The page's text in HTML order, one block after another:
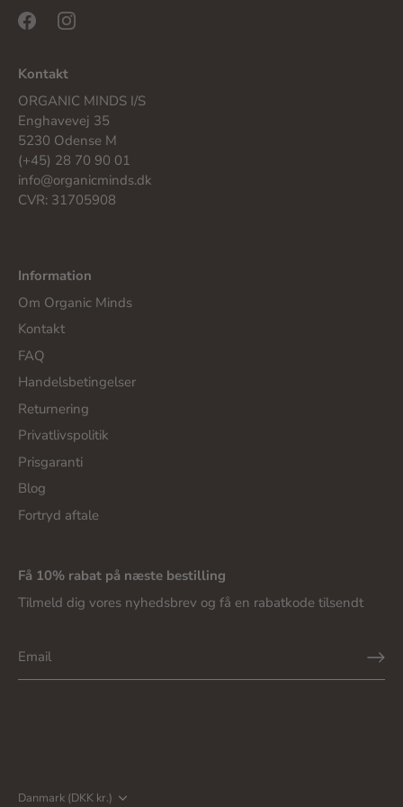
Kontakt
ORGANIC MINDS I/S
Enghavevej 35
5230 Odense M
(+45) 28 70 90 01
info@organicminds.dk
CVR: 31705908
Information
Om Organic Minds
Kontakt
FAQ
Handelsbetingelser
Returnering
Privatlivspolitik
Prisgaranti
Blog
Fortryd aftale
Få 10% rabat på næste bestilling
Tilmeld dig vores nyhedsbrev og få en rabatkode tilsendt
Valuta
Danmark (DKK kr.)